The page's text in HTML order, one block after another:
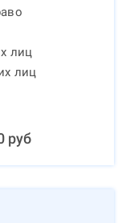
лиц
лиц
руб